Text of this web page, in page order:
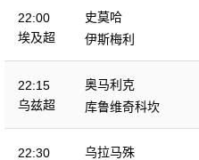
22:00
埃及超
史莫哈
伊斯梅利
22:15
乌兹超
奥马利克
库鲁维奇科坎
22:30
乌拉马殊